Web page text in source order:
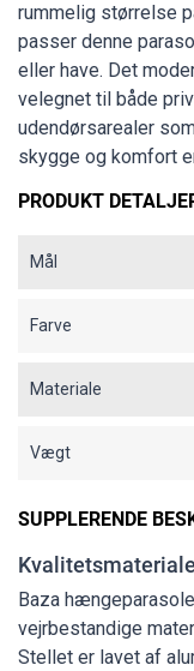
rummelig størrelse
passer denne
eller have. Det
velegnet til både
udendørsarealer
skygge og komfort
PRODUKT
Mål
Farve
Materiale
Vægt
SUPPLERENDE
Baza
vejrbestandige
Stellet er lavet af